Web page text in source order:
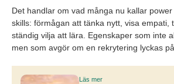
Det handlar om vad många nu kallar
skills: förmågan att tänka nytt, visa empati,
ständig vilja att lära. Egenskaper som inte
men som avgör om en rekrytering lyckas
Läs mer